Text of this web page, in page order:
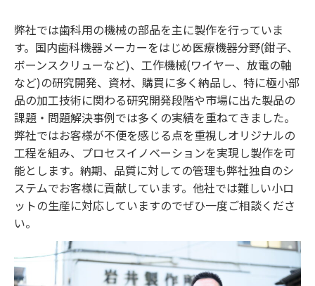
弊社では歯科用の機械の部品を主に製作を行っていま
す。国内歯科機器メーカーをはじめ医療機器分野(鉗子、
ボーンスクリューなど)、工作機械(ワイヤー、放電の軸
など)の研究開発、資材、購買に多く納品し、特に極小部
品の加工技術に関わる研究開発段階や市場に出た製品の
課題・問題解決事例では多くの実績を重ねてきました。
弊社ではお客様が不便を感じる点を重視しオリジナルの
工程を組み、プロセスイノベーションを実現し製作を可
能とします。納期、品質に対しての管理も弊社独自のシ
ステムでお客様に貢献しています。他社では難しい小ロ
ットの生産に対応していますのでぜひ一度ご相談くださ
い。